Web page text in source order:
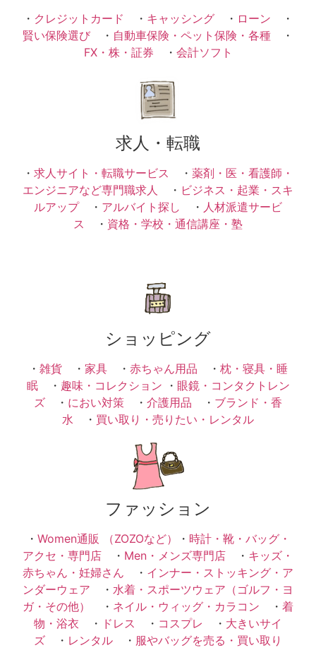
・ クレジットカード ・ キャッシング ・ ローン ・
賢い保険選び ・ 自動車保険・ペット保険・各種 ・
FX・株・証券 ・ 会計ソフト
求人・転職
・ 求人サイト・転職サービス ・ 薬剤・医・看護師・
エンジニアなど専門職求人
・ ビジネス・起業・スキ
ルアップ・ アルバイト探し ・ 人材派遣サービ
ス ・ 資格・学校・通信講座・塾
ショッピング
・ 雑貨 ・ 家具 ・ 赤ちゃん用品 ・ 枕・寝具・睡
眠・ 趣味・コレクション ・ 眼鏡・コンタクトレン
ズ ・ におい対策 ・ 介護用品 ・ ブランド・香
水 ・ 買い取り・売りたい・レンタル
ファッション
・ Women通販 （ZOZOなど） ・ 時計・靴・バッグ・
アクセ・専門店 ・ Men・メンズ専門店 ・ キッズ・
赤ちゃん・妊婦さん ・ インナー・ストッキング・ア
ンダーウェア ・ 水着・スポーツウェア（ゴルフ・ヨ
ガ・その他）
・ ネイル・ウィッグ・カラコン ・ 着
物・浴衣 ・ ドレス ・ コスプレ ・ 大きいサイ
ズ ・ レンタル ・ 服やバッグを売る・買い取り